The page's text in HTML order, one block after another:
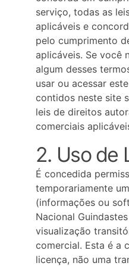
serviço, todas as
aplicáveis ​​e
pelo cumprimento
aplicáveis. Se você
algum desses
usar ou acessar
contidos neste site
leis de direitos
comerciais
2. Uso de
É concedida
temporariamente
(informações ou
Nacional
visualização
comercial. Esta é a
licença, não uma